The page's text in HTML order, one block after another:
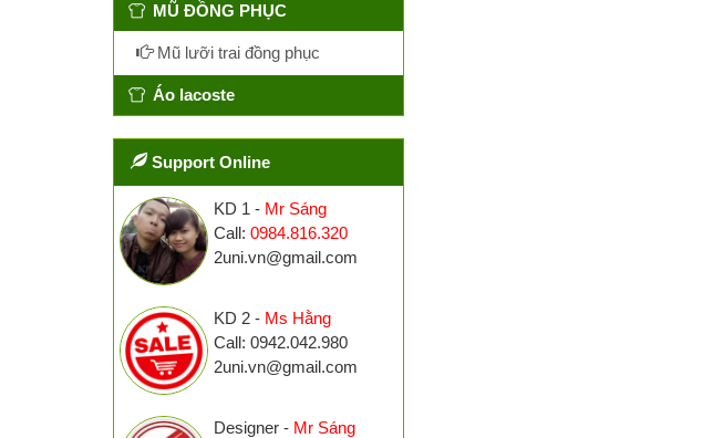
MŨ ĐỒNG PHỤC
Mũ lưỡi trai đồng phục
Áo lacoste
Support Online
KD 1 - Mr Sáng
Call: 0984.816.320
2uni.vn@gmail.com
KD 2 - Ms Hằng
Call: 0942.042.980
2uni.vn@gmail.com
Designer - Mr Sáng